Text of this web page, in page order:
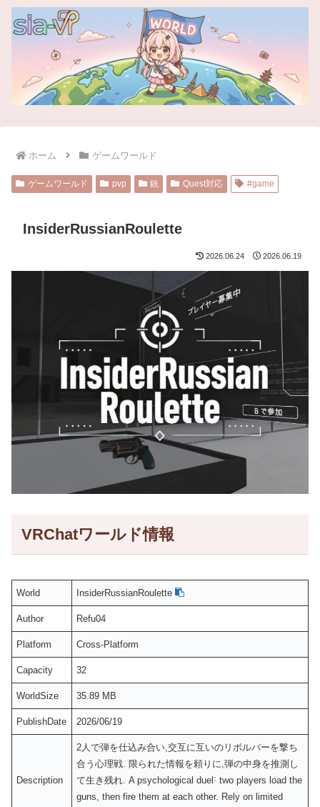
ホーム ゲームワールド
ゲームワールド pvp 銃 Quest対応 #game
InsiderRussianRoulette
2026.06.24 2026.06.19
VRChatワールド情報
World InsiderRussianRoulette
Author Refu04
Platform Cross-Platform
Capacity 32
WorldSize 35.89 MB
PublishDate 2026/06/19
Description
2人で弾を仕込み合い,交互に互いのリボルバーを撃ち
合う心理戦. 限られた情報を頼りに,弾の中身を推測し
て生き残れ. A psychological duel˸ two players load the
guns, then fire them at each other. Rely on limited